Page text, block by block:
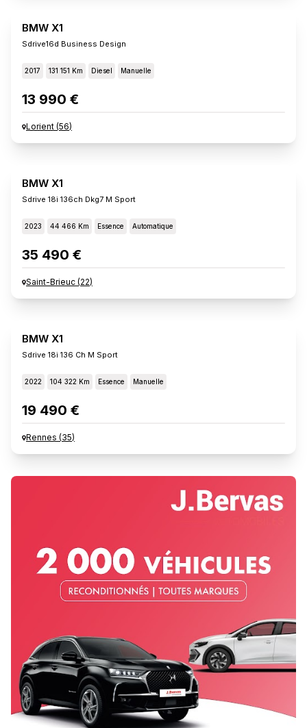
BMW X1
Sdrive16d Business Design
2017 131 151 Km Diesel Manuelle
13 990 €
Lorient (56)
BMW X1
Sdrive 18i 136ch Dkg7 M Sport
2023 44 466 Km Essence Automatique
35 490 €
Saint-Brieuc (22)
BMW X1
Sdrive 18i 136 Ch M Sport
2022 104 322 Km Essence Manuelle
19 490 €
Rennes (35)